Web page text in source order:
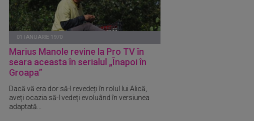
01 IANUARIE 1970
Marius Manole revine la Pro TV în
seara aceasta în serialul „Înapoi în
Groapa”
Dacă vă era dor să-l revedeți în rolul lui Alică,
aveți ocazia să-l vedeți evoluând în versiunea
adaptată...